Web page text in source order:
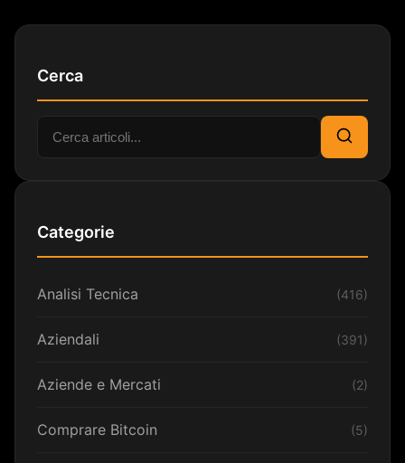
Cerca
Cerca:
Cerca
Categorie
Analisi Tecnica (416)
Aziendali (391)
Aziende e Mercati (2)
Comprare Bitcoin (5)